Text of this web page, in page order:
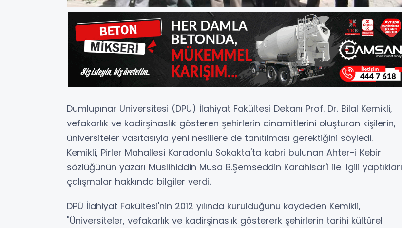
Dumlupınar Üniversitesi (DPÜ) İlahiyat Fakültesi Dekanı Prof. Dr. Bilal Kemikli,
vefakarlık ve kadirşinaslık gösteren şehirlerin dinamitlerini oluşturan kişilerin,
üniversiteler vasıtasıyla yeni nesillere de tanıtılması gerektiğini söyledi.
Kemikli, Pirler Mahallesi Karadonlu Sokakta'ta kabri bulunan Ahter-i Kebir
sözlüğünün yazarı Muslihiddin Musa B.Şemseddin Karahisar'i ile ilgili yaptıkları
çalışmalar hakkında bilgiler verdi.
DPÜ İlahiyat Fakültesi'nin 2012 yılında kurulduğunu kaydeden Kemikli,
"Üniversiteler, vefakarlık ve kadirşinaslık göstererk şehirlerin tarihi kültürel